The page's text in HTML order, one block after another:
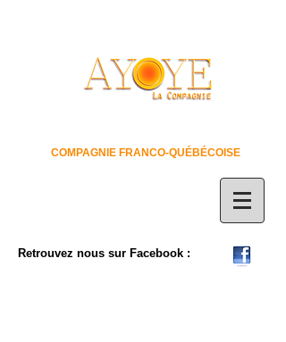
COMPAGNIE FRANCO-QUÉBÉCOISE
Retrouvez nous sur Facebook :